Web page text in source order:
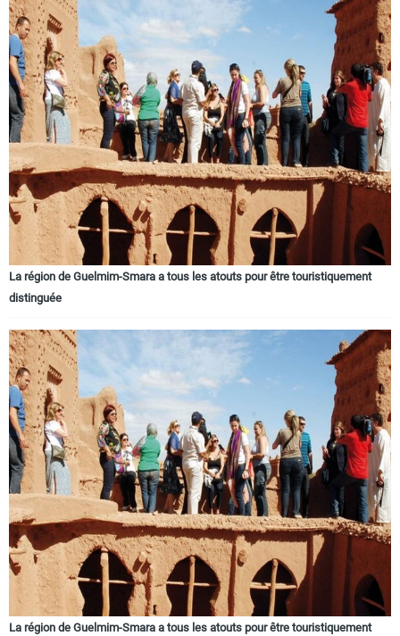
La région de Guelmim-Smara a tous les atouts pour être touristiquement
distinguée
La région de Guelmim-Smara a tous les atouts pour être touristiquement